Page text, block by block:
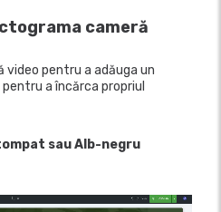
cameră
video pentru a adăuga un
a încărca propriul
sau Alb-negru